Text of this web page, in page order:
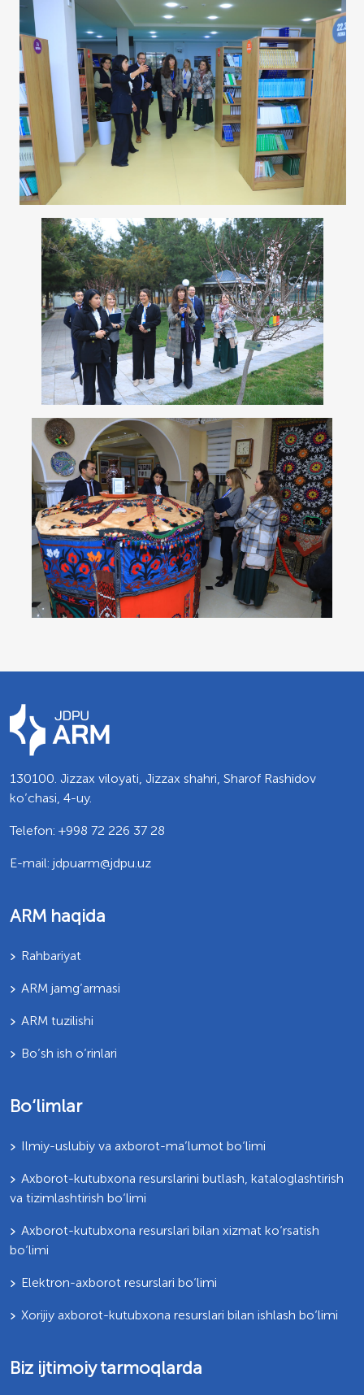
130100. Jizzax viloyati, Jizzax shahri, Sharof Rashidov
ko’chasi, 4-uy.
Telefon: +998 72 226 37 28
E-mail: jdpuarm@jdpu.uz
ARM haqida
Rahbariyat
ARM jamg’armasi
ARM tuzilishi
Bo’sh ish o’rinlari
Bo‘limlar
Ilmiy-uslubiy va axborot-ma’lumot bo‘limi
Axborot-kutubxona resurslarini butlash, kataloglashtirish
va tizimlashtirish bo‘limi
Axborot-kutubxona resurslari bilan xizmat ko‘rsatish
bo‘limi
Elektron-axborot resurslari bo‘limi
Xorijiy axborot-kutubxona resurslari bilan ishlash bo‘limi
Biz ijtimoiy tarmoqlarda